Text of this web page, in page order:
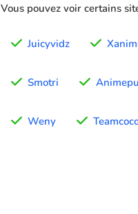
Vous pouvez voir certains
Juicyvidz
Smotri
Weny